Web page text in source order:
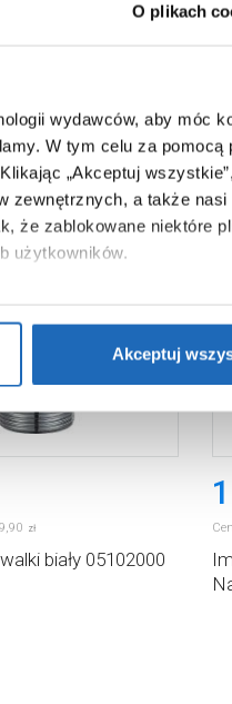
O plikach
wydawców, aby móc
W tym celu za pomocą
Klikając „Akceptuj
zewnętrznych, a także nasi
że zablokowane niektóre
użytkowników.
plików cookie”.Jeśli
Akceptuj
,90 zł
biały 05102000